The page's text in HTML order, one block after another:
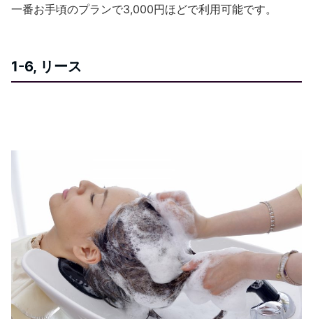
一番お手頃のプランで3,000円ほどで利用可能です。
1-6, リース